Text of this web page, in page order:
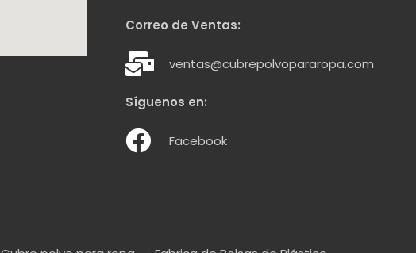
Correo de Ventas:
ventas@cubrepolvopararopa.com
Síguenos en:
Facebook